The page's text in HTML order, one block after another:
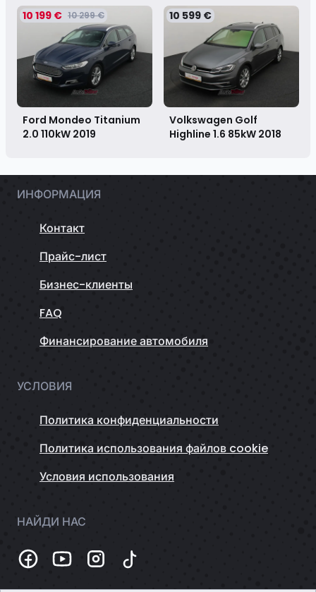
10 199 € 10 299 €
Ford Mondeo Titanium
2.0 110kW 2019
10 599 €
Volkswagen Golf
Highline 1.6 85kW 2018
ИНФОРМАЦИЯ
Контакт
Прайс-лист
Бизнес-клиенты
FAQ
Финансирование автомобиля
УСЛОВИЯ
Политика конфиденциальности
Политика использования файлов cookie
Условия использования
НАЙДИ НАС